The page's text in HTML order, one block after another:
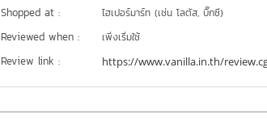
Shopped at : ไฮเปอร์มาร์ท (เช่น โลตัส, บิ๊กซี)
Reviewed when : เพิ่งเริ่มใช้
Review link : https://www.vanilla.in.th/